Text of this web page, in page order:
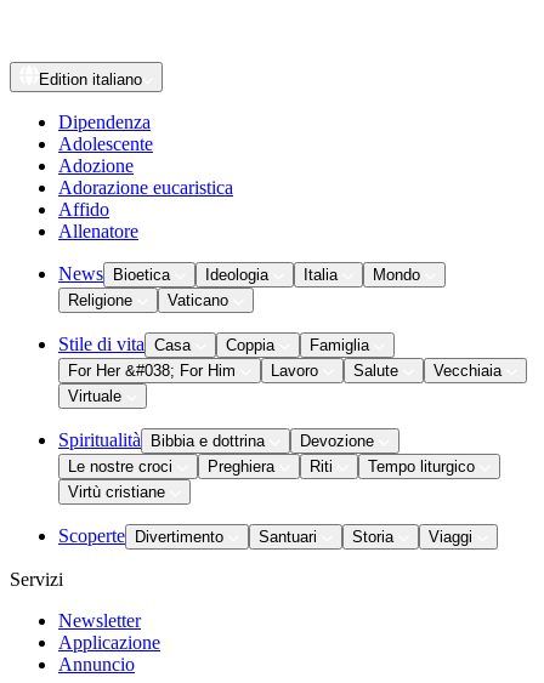
Edition italiano
Dipendenza
Adolescente
Adozione
Adorazione eucaristica
Affido
Allenatore
News Bioetica Ideologia Italia
Mondo
Religione
Vaticano
Stile di vita Casa Coppia
Famiglia
For Her &#038; For Him
Lavoro Salute
Vecchiaia
Virtuale
Spiritualità Bibbia e dottrina
Devozione
Le nostre croci
Preghiera Riti
Tempo liturgico
Virtù cristiane
Scoperte Divertimento Santuari Storia Viaggi
Servizi
Newsletter
Applicazione
Annuncio